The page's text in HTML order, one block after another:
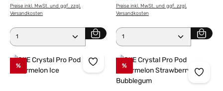
Preise inkl. MwSt. und ggf. zzgl.
Versandkosten
Produkt Anzahl: Gib den gewünschten Wert ein
Preise inkl. MwSt. und ggf. zzgl.
Versandkosten
Produkt Anzahl: Gib den
% %